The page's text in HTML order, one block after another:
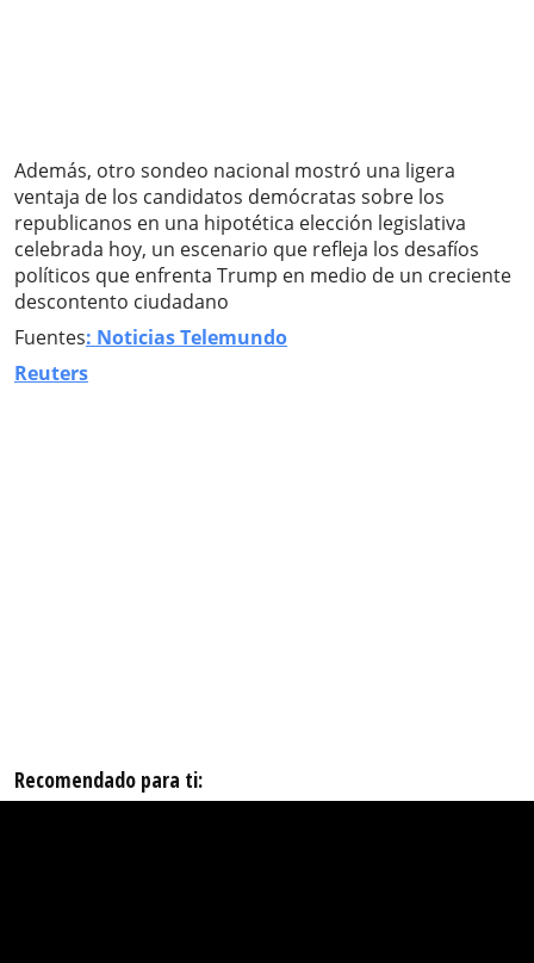
Además, otro sondeo nacional mostró una ligera
ventaja de los candidatos demócratas sobre los
republicanos en una hipotética elección legislativa
celebrada hoy, un escenario que refleja los desafíos
políticos que enfrenta Trump en medio de un creciente
descontento ciudadano
Fuentes: Noticias Telemundo
Reuters
Recomendado para ti: